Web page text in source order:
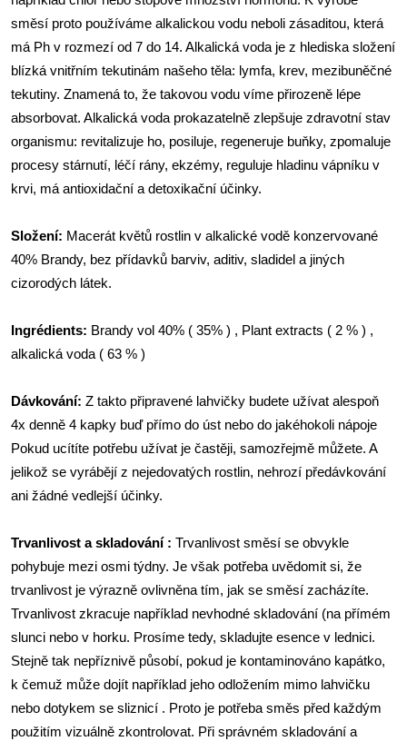
směsí proto používáme alkalickou vodu neboli zásaditou, která
má Ph v rozmezí od 7 do 14. Alkalická voda je z hlediska složení
blízká vnitřním tekutinám našeho těla: lymfa, krev, mezibuněčné
tekutiny. Znamená to, že takovou vodu víme přirozeně lépe
absorbovat. Alkalická voda prokazatelně zlepšuje zdravotní stav
organismu: revitalizuje ho, posiluje, regeneruje buňky, zpomaluje
procesy stárnutí, léčí rány, ekzémy, reguluje hladinu vápníku v
krvi, má antioxidační a detoxikační účinky.
Složení: Macerát květů rostlin v alkalické vodě konzervované
40% Brandy, bez přídavků barviv, aditiv, sladidel a jiných
cizorodých látek.
Ingrédients: Brandy vol 40% ( 35% ) , Plant extracts ( 2 % ) ,
alkalická voda ( 63 % )
Dávkování: Z takto připravené lahvičky budete užívat alespoň
4x denně 4 kapky buď přímo do úst nebo do jakéhokoli nápoje
Pokud ucítíte potřebu užívat je častěji, samozřejmě můžete. A
jelikož se vyrábějí z nejedovatých rostlin, nehrozí předávkování
ani žádné vedlejší účinky.
Trvanlivost a skladování : Trvanlivost směsí se obvykle
pohybuje mezi osmi týdny. Je však potřeba uvědomit si, že
trvanlivost je výrazně ovlivněna tím, jak se směsí zacházíte.
Trvanlivost zkracuje například nevhodné skladování (na přímém
slunci nebo v horku. Prosíme tedy, skladujte esence v lednici.
Stejně tak nepříznivě působí, pokud je kontaminováno kapátko,
k čemuž může dojít například jeho odložením mimo lahvičku
nebo dotykem se sliznicí . Proto je potřeba směs před každým
použitím vizuálně zkontrolovat. Při správném skladování a